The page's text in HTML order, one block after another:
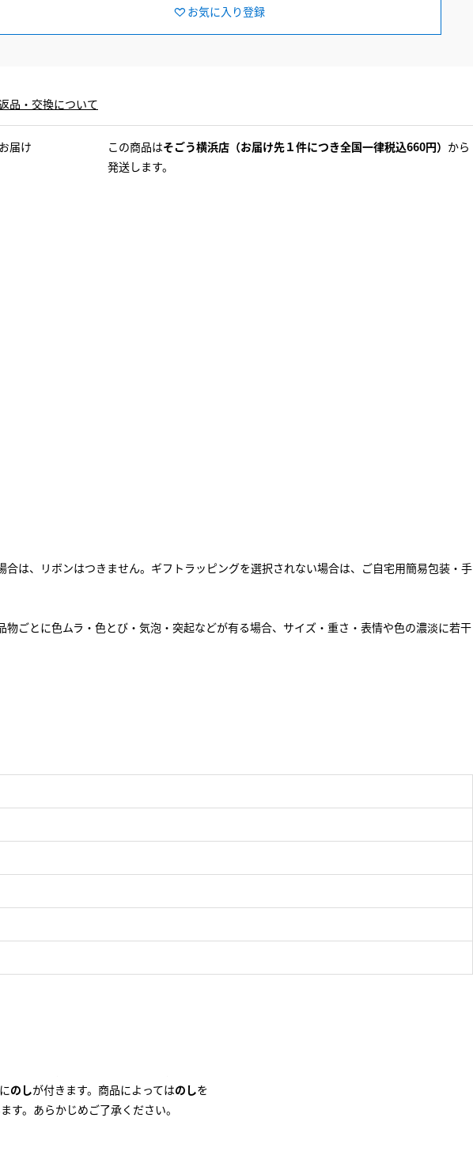
お気に入り登録
品・交換について
届け この商品はそごう横浜店（お届け先１件につき全国一律税込660円） から
発送します。
は、リボンはつきません。ギフトラッピングを選択されない場合は、ご自宅用簡易包装・手
ごとに色ムラ・色とび・気泡・突起などが有る場合、サイズ・重さ・表情や色の濃淡に若干
のしが付きます。商品によってはのしを
す。あらかじめご了承ください。